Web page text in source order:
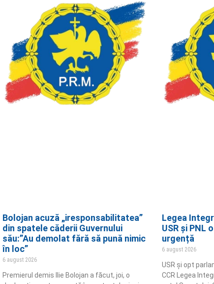
Bolojan acuză „iresponsabilitatea”
din spatele căderii Guvernului
său:”Au demolat fără să pună nimic
în loc”
6 august 2026
Premierul demis Ilie Bolojan a făcut, joi, o
Legea
USR și PNL
urgență
6 august 2026
USR și opt
CCR Legea